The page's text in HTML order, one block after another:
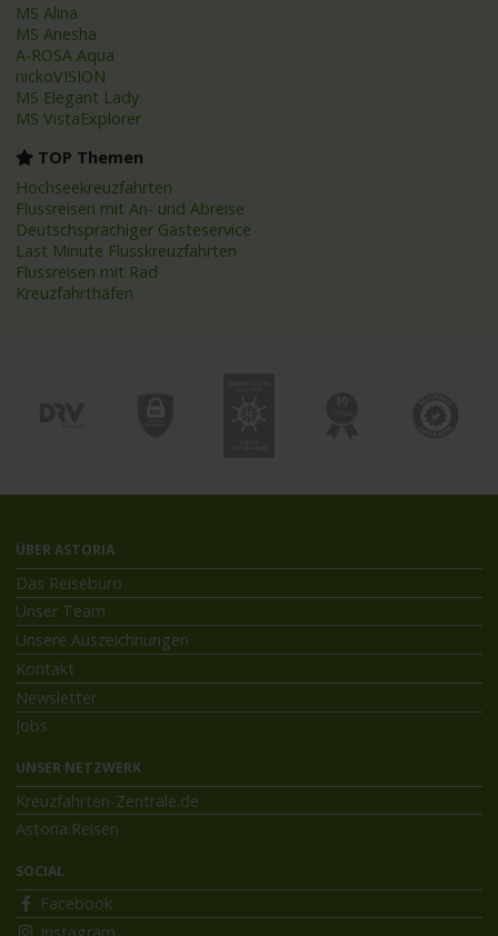
MS Alina
MS Anesha
A-ROSA Aqua
nickoVISION
MS Elegant Lady
MS VistaExplorer
TOP Themen
Hochseekreuzfahrten
Flussreisen mit An- und Abreise
Deutschsprachiger Gästeservice
Last Minute Flusskreuzfahrten
Flussreisen mit Rad
Kreuzfahrthäfen
ÜBER ASTORIA
Das Reisebüro
Unser Team
Unsere Auszeichnungen
Kontakt
Newsletter
Jobs
UNSER NETZWERK
Kreuzfahrten-Zentrale.de
Astoria.Reisen
SOCIAL
Facebook